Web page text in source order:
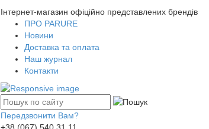
Інтернет-магазин офіційно представлених брендів
ПРО PARURE
Новини
Доставка та оплата
Наш журнал
Контакти
Передзвонити Вам?